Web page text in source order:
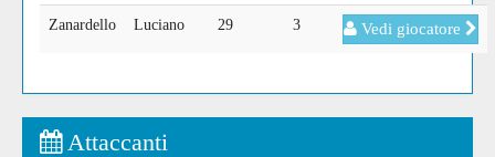
Zanardello Luciano 29 3 Vedi giocatore
Attaccanti